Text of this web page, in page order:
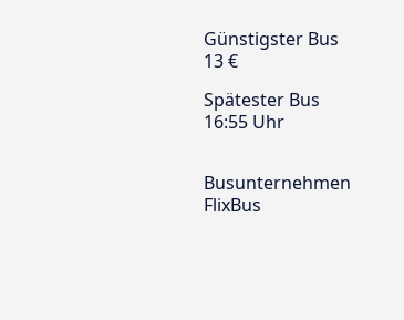
Günstigster Bus
13 €
Spätester Bus
16:55 Uhr
Busunternehmen
FlixBus